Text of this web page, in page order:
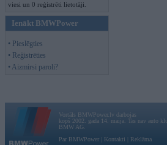
viesi un 0 reģistrēti lietotāji.
Ienākt BMWPower
• Pieslēgties
• Reģistrēties
• Aizmirsi paroli?
Vortāls BMWPower.lv darbojas
kopš 2002. gada 14. maija. Tas nav auto
BMW AG.
Par BMWPower
Kontakti Reklāma